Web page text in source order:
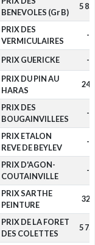
BENEVOLES (Gr B)
5
PRIX DES
VERMICULAIRES
-
PRIX GUERICKE -
PRIX DU PIN AU
HARAS
240
PRIX DES
BOUGAINVILLEES
-
PRIX ETALON
REVE DE BEYLEV
-
PRIX D'AGON-
COUTAINVILLE
-
PRIX SARTHE
PEINTURE
320
PRIX DE LA FORET
DES COLETTES
5